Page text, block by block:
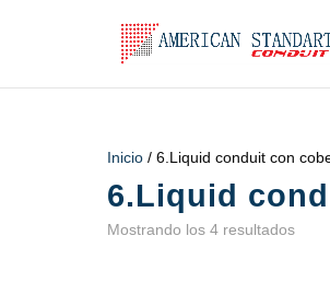
Inicio / 6.Liquid conduit con
6.Liquid
Mostrando los 4 resultados